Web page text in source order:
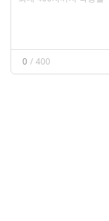
0 / 400